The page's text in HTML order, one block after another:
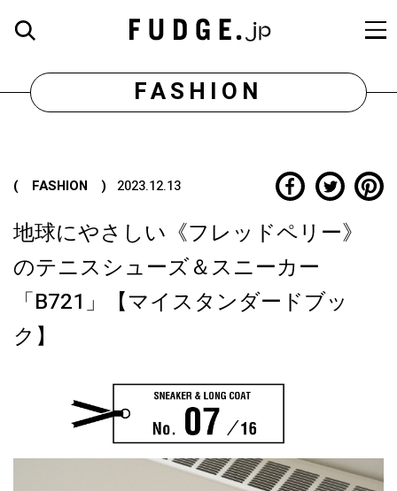
FASHION
( FASHION ) 2023.12.13
地球にやさしい《フレッドペリー》
のテニスシューズ＆スニーカー
「B721」【マイスタンダードブッ
ク】